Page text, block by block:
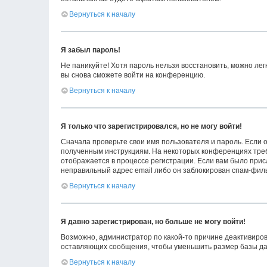
Вернуться к началу
Я забыл пароль!
Не паникуйте! Хотя пароль нельзя восстановить, можно
вы снова сможете войти на конференцию.
Вернуться к началу
Я только что зарегистрировался, но не могу войти!
Сначала проверьте свои имя пользователя и пароль. Если
полученным инструкциям. На некоторых конференциях
отображается в процессе регистрации. Если вам было
неправильный адрес email либо он заблокирован спам-
Вернуться к началу
Я давно зарегистрирован, но больше не могу войти!
Возможно, администратор по какой-то причине
оставляющих сообщения, чтобы уменьшить размер базы
Вернуться к началу